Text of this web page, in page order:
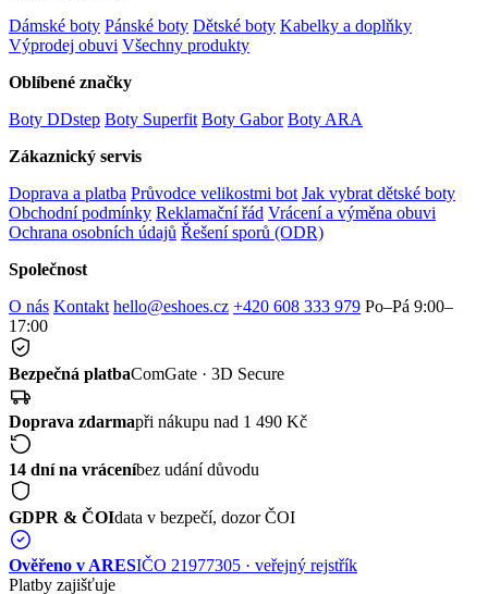
Dámské boty Pánské boty Dětské boty Kabelky a doplňky
Výprodej obuvi Všechny produkty
Oblíbené značky
Boty DDstep Boty Superfit Boty Gabor Boty ARA
Zákaznický servis
Doprava a platba Průvodce velikostmi bot Jak vybrat dětské boty
Obchodní podmínky Reklamační řád Vrácení a výměna obuvi
Ochrana osobních údajů Řešení sporů (ODR)
Společnost
O nás Kontakt hello@eshoes.cz +420 608 333 979 Po–Pá 9:00–
17:00
Bezpečná platbaComGate · 3D Secure
Doprava zdarmapři nákupu nad 1 490 Kč
14 dní na vráceníbez udání důvodu
GDPR & ČOIdata v bezpečí, dozor ČOI
Ověřeno v ARESIČO 21977305 · veřejný rejstřík
Platby zajišťuje